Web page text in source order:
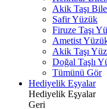
Akik Taşı
Safir Yüzük
Firuze Taşı
Ametist
Akik Taşı
Doğal Taşlı
Tümünü Gör
Hediyelik Eşyalar
Hediyelik Eşyalar
Geri